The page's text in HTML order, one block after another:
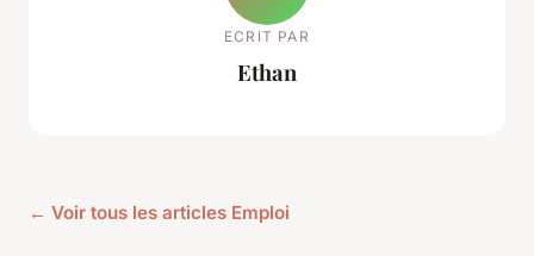
ECRIT PAR
Ethan
← Voir tous les articles Emploi